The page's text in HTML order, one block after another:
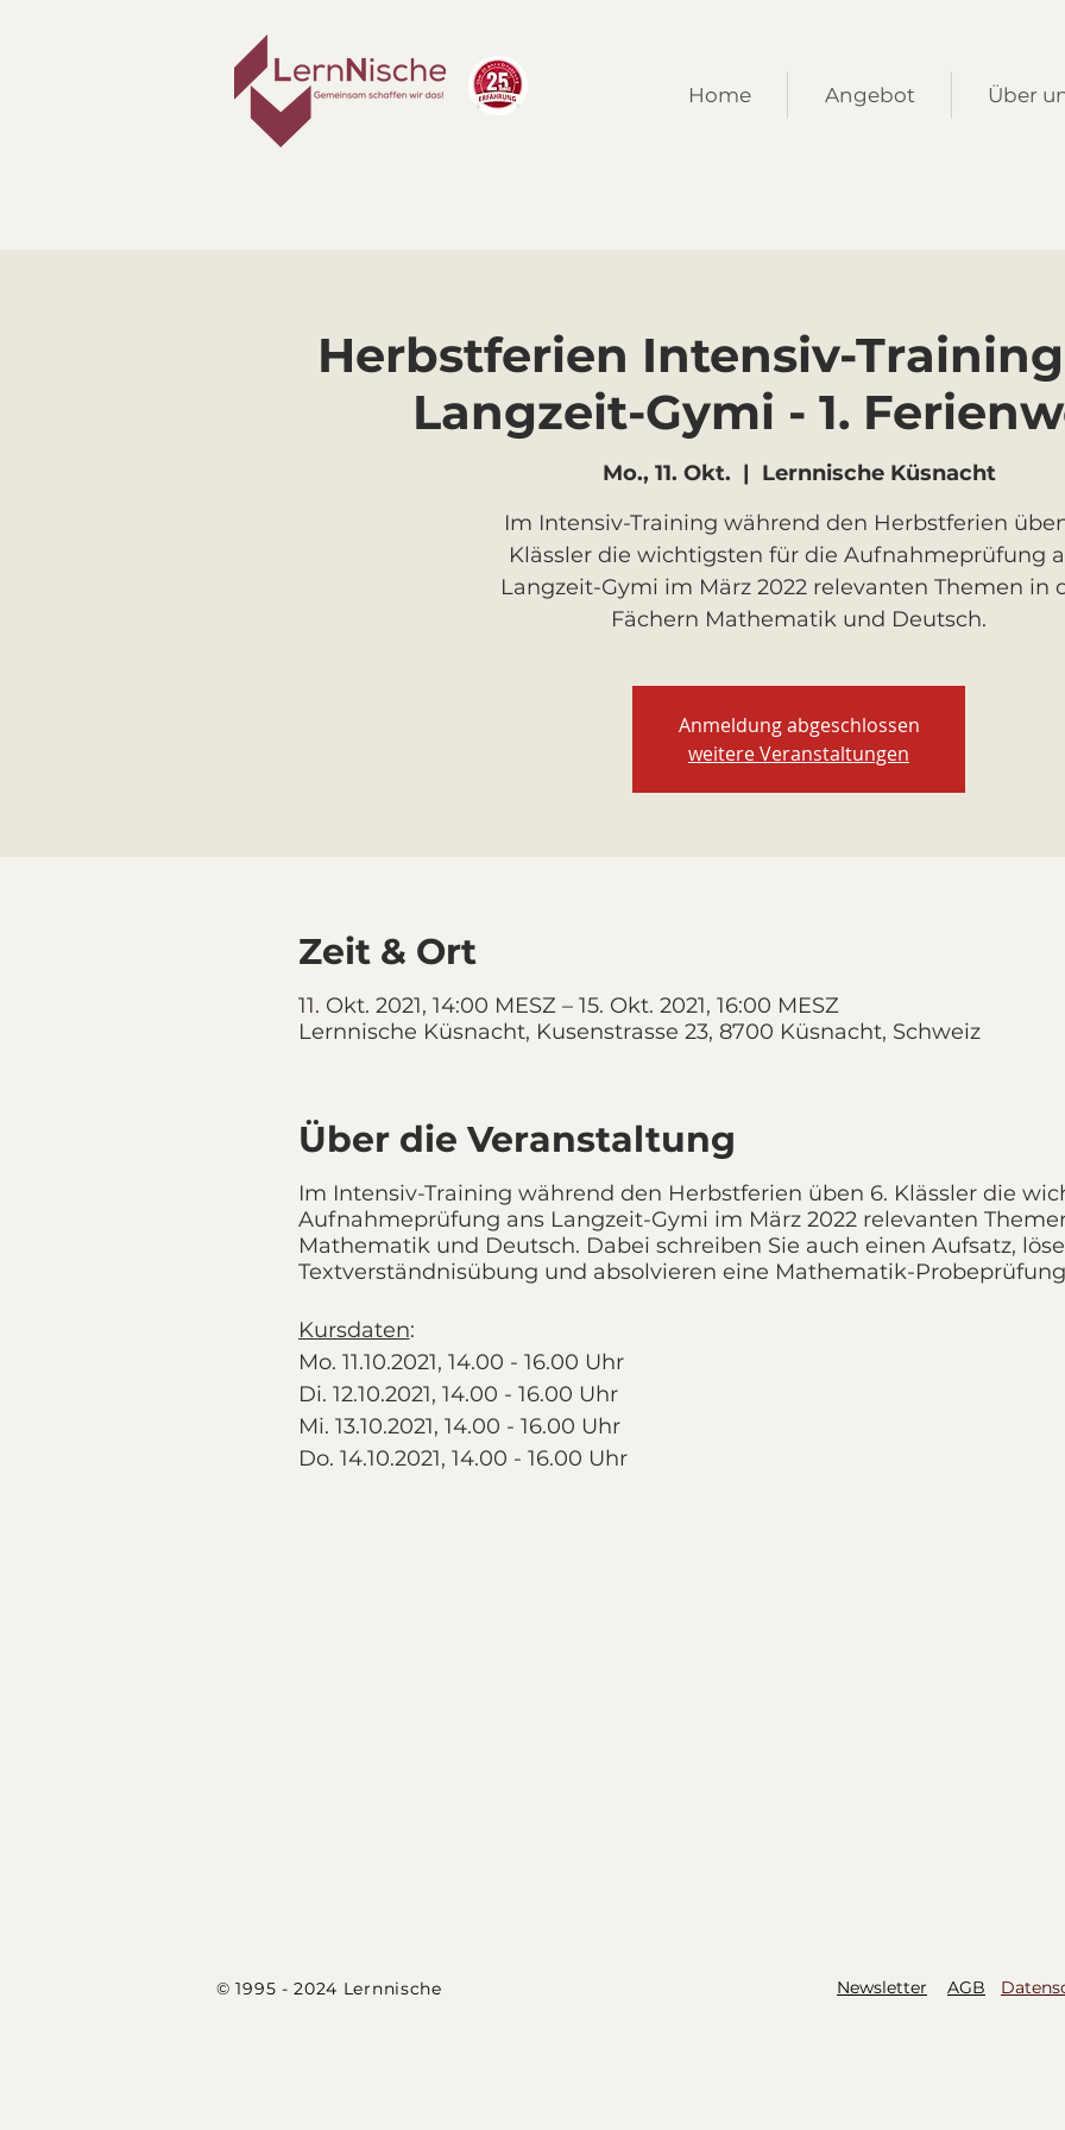
Home Angebot Über
Herbstferien Intensiv-
Langzeit-Gymi - 1.
Mo., 11. Okt.
  |
Lernnische Küsnacht
Im Intensiv-Training während den Herbstferien
Klässler die wichtigsten für die Aufnahmeprüfung
Langzeit-Gymi im März 2022 relevanten Themen in
Fächern Mathematik und Deutsch.
Anmeldung abgeschlossen
weitere Veranstaltungen
Zeit & Ort
11. Okt. 2021, 14:00 MESZ – 15. Okt. 2021, 16:00 MESZ
Lernnische Küsnacht, Kusenstrasse 23, 8700 Küsnacht, Schweiz
Über die Veranstaltung
Im Intensiv-Training während den Herbstferien üben 6. Klässler die
Aufnahmeprüfung ans Langzeit-Gymi im März 2022 relevanten
Mathematik und Deutsch. Dabei schreiben Sie auch einen Aufsatz,
Textverständnisübung und absolvieren eine Mathematik-
Kursdaten:
Mo. 11.10.2021, 14.00 - 16.00 Uhr
Di. 12.10.2021, 14.00 - 16.00 Uhr
Mi. 13.10.2021, 14.00 - 16.00 Uhr
Do. 14.10.2021, 14.00 - 16.00 Uhr
© 1995 - 2024 Lernnische Newsletter AGB